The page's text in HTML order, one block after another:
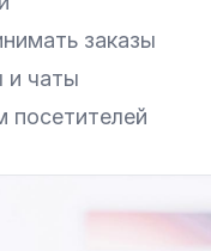
заказы
и чаты
посетителей